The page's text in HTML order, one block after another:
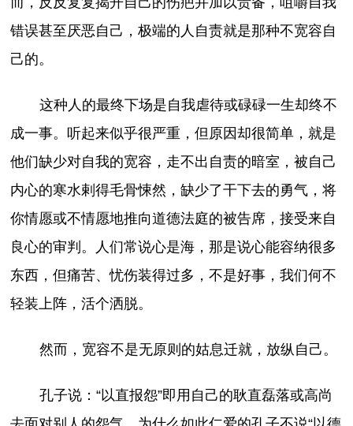
错误甚至厌恶自己，极端的人自责就是那种不宽容自
己的。
这种人的最终下场是自我虐待或碌碌一生却终不
成一事。听起来似乎很严重，但原因却很简单，就是
他们缺少对自我的宽容，走不出自责的暗室，被自己
内心的寒水剌得毛骨悚然，缺少了干下去的勇气，将
你情愿或不情愿地推向道德法庭的被告席，接受来自
良心的审判。人们常说心是海，那是说心能容纳很多
东西，但痛苦、忧伤装得过多，不是好事，我们何不
轻装上阵，活个洒脱。
然而，宽容不是无原则的姑息迁就，放纵自己。
孔子说：“以直报怨”即用自己的耿直磊落或高尚